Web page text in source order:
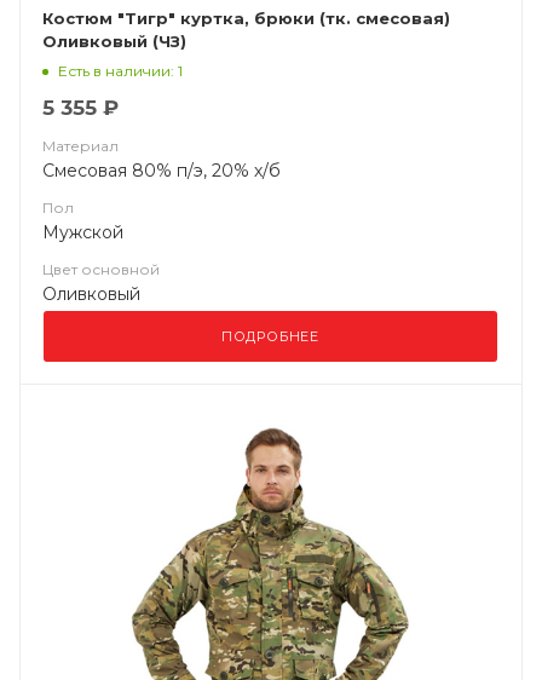
Костюм "Тигр" куртка, брюки (тк. смесовая)
Оливковый (ЧЗ)
Есть в наличии: 1
5 355 ₽
Материал
Смесовая 80% п/э, 20% х/б
Пол
Мужской
Цвет основной
Оливковый
ПОДРОБНЕЕ